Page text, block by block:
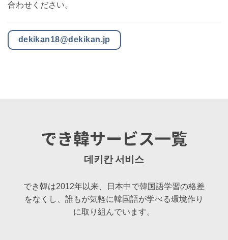
合わせください。
dekikan18@dekikan.jp
でき韓サービス一覧
데키칸 서비스
でき韓は2012年以来、日本中で韓国語学習の格差
をなくし、誰もが気軽に韓国語が学べる環境作り
に取り組んでいます。